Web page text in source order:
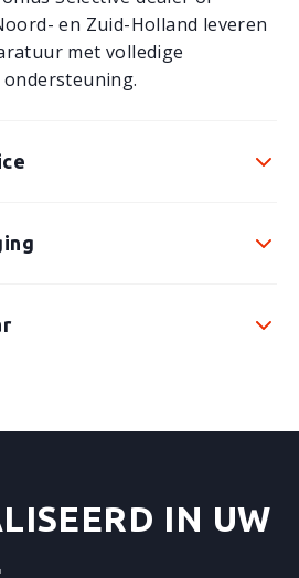
en Zuid-Holland leveren
met volledige
IN UW